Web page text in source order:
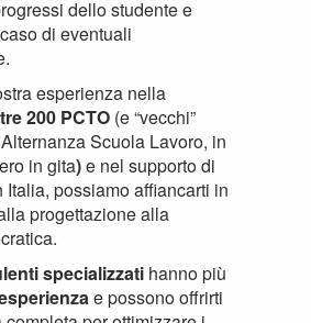
dello studente e
di eventuali
esperienza nella
200 PCTO (e “vecchi”
Scuola Lavoro, in
in gita)e nel supporto di
Italia, possiamo affiancarti in
progettazione alla
specializzati hanno più
e possono offrirti